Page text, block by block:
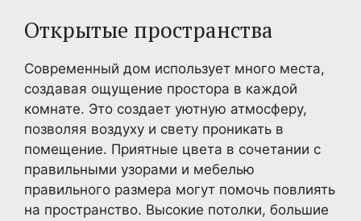
Открытые пространства
Современный дом использует много места,
создавая ощущение простора в каждой
комнате. Это создает уютную атмосферу,
позволяя воздуху и свету проникать в
помещение. Приятные цвета в сочетании с
правильными узорами и мебелью
правильного размера могут помочь повлиять
на пространство. Высокие потолки, большие